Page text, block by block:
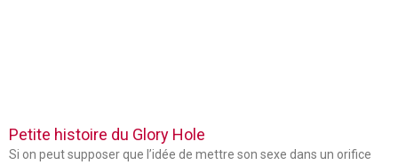
Petite histoire du Glory Hole
Si on peut supposer que l’idée de mettre son sexe dans un orifice